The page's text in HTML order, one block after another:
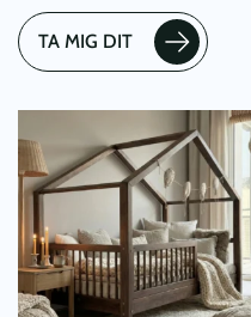
TA MIG DIT